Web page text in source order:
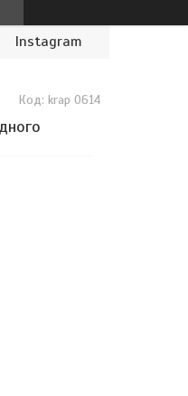
Instagram
Код:krap 0614